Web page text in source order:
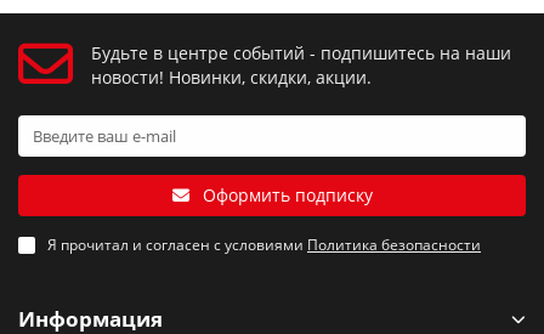
Будьте в центре событий - подпишитесь на наши
новости! Новинки, скидки, акции.
Оформить подписку
Я прочитал и согласен с условиями Политика безопасности
Информация